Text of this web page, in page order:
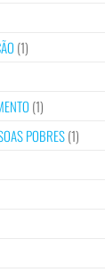
(1)
(1)
POBRES(1)